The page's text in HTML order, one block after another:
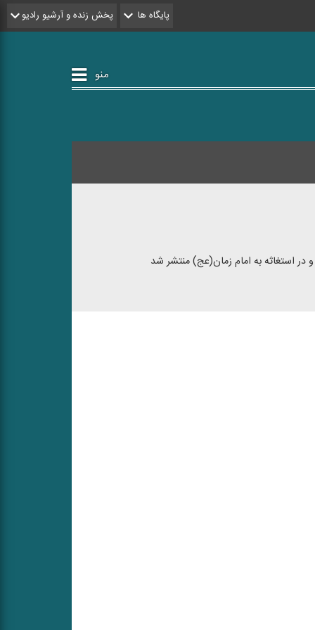
پایگاه ها پخش زنده و آرشیو رادیو
منو
استغاثه به امام زمان(عج) منتشر شد